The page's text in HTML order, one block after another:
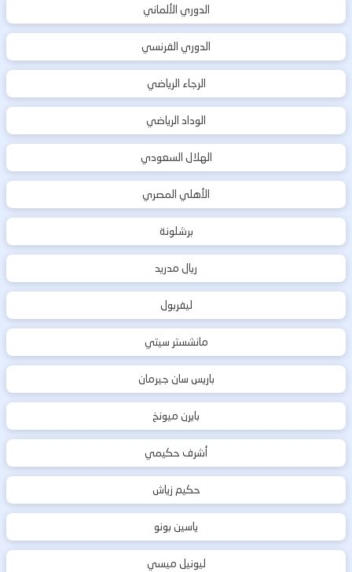
الدوري الألماني
الدوري الفرنسي
الرجاء الرياضي
الوداد الرياضي
الهلال السعودي
الأهلي المصري
برشلونة
ريال مدريد
ليفربول
مانشستر سيتي
باريس سان جيرمان
بايرن ميونخ
أشرف حكيمي
حكيم زياش
ياسين بونو
ليونيل ميسي